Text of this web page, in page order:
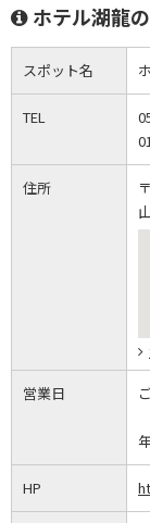
ホテル湖龍
スポット名
TEL
住所
営業日
HP